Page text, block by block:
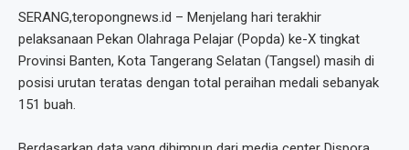
SERANG,teropongnews.id – Menjelang hari terakhir
pelaksanaan Pekan Olahraga Pelajar (Popda) ke-X tingkat
Provinsi Banten, Kota Tangerang Selatan (Tangsel) masih di
posisi urutan teratas dengan total peraihan medali sebanyak
151 buah.